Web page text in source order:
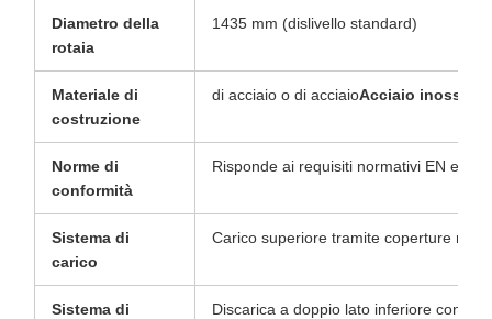
Diametro della
rotaia
1435 mm (dislivello standard)
Materiale di
costruzione
di acciaio o di acciaioAcciaio
Norme di
conformità
Risponde ai requisiti normativi EN e
Sistema di
carico
Carico superiore tramite coperture
Sistema di
Discarica a doppio lato inferiore con